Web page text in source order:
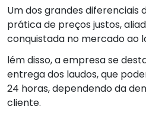
Um dos grandes diferenciais
prática de preços justos,
conquistada no mercado ao
lém disso, a empresa se
entrega dos laudos, que
24 horas, dependendo da
cliente.